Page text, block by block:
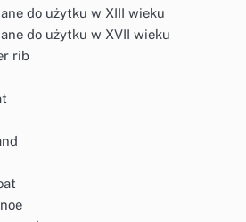
do użytku w XIII wieku
do użytku w XVII wieku
rib